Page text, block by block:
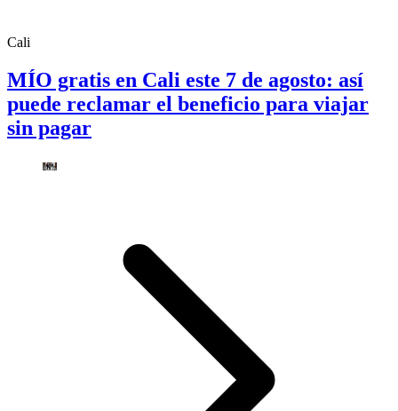
Cali
MÍO gratis en Cali este 7 de agosto: así
puede reclamar el beneficio para viajar
sin pagar